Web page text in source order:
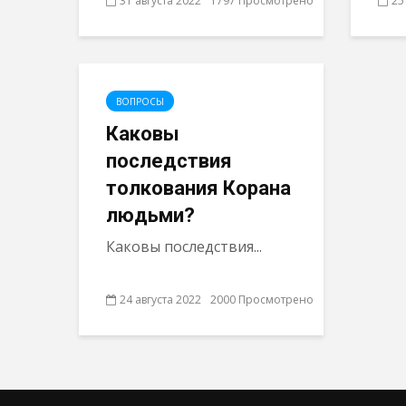
ВОПРОСЫ
Каковы
последствия
толкования Корана
людьми?
Каковы последствия...
24 августа 2022 2000 Просмотрено